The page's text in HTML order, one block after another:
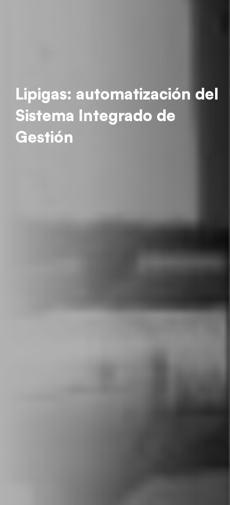
Lipigas: automatización del
Sistema Integrado de
Gestión